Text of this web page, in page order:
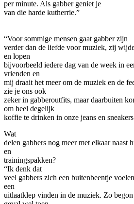
per minute. Als gabber geniet je
van die harde kutherrie.”
“Voor sommige mensen gaat gabber zijn
verder dan de liefde voor muziek, zij
en lopen
bijvoorbeeld iedere dag van de week in
vrienden en
mij draait het meer om de muziek en de
zie je ons ook
zeker in gabberoutfits, maar daarbuiten
om heel degelijk
koffie te drinken in onze jeans en
Wat
delen gabbers nog meer met elkaar naast
en
trainingspakken?
“Ik denk dat
veel gabbers zich een buitenbeentje
een
uitlaatklep vinden in de muziek. Zo